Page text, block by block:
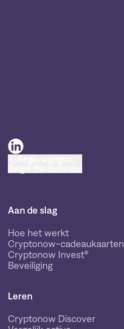
Aan de slag
Hoe het werkt
Cryptonow-cadeaukaarten
Cryptonow Invest®
Beveiliging
Leren
Cryptonow Discover